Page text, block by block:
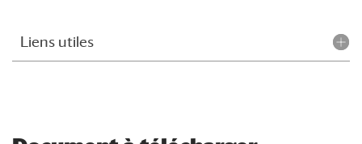
Liens utiles